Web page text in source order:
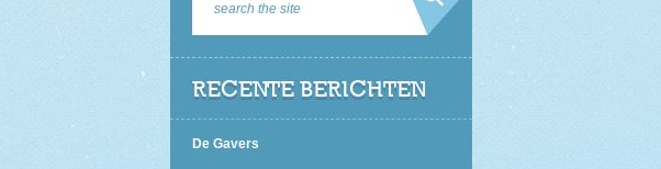
RECENTE BERICHTEN
De Gavers